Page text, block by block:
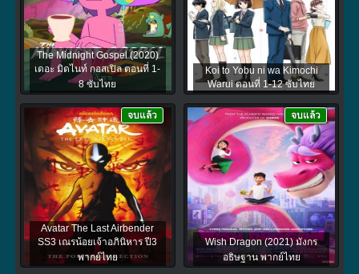
The Midnight Gospel (2020)
เดอะ มิดไนท์ กอสเปิล ตอนที่ 1-
8 ซับไทย
Koi to Yobu ni wa Kimochi
Warui ตอนที่ 1-12 ซับไทย
Avatar The Last Airbender
SS3 เณรน้อยเจ้าอภินิหาร ปี3
พากย์ไทย
จบแล้ว
Wish Dragon (2021) มังกร
อธิษฐาน พากย์ไทย
จบแล้ว